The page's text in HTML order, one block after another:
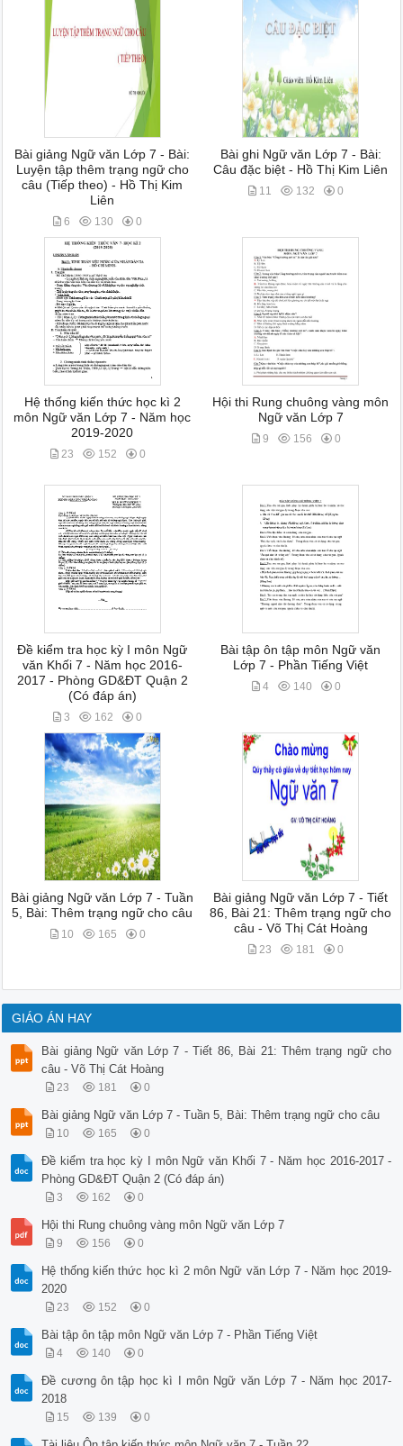
Bài giảng Ngữ văn Lớp 7 - Bài:
Luyện tập thêm trạng ngữ cho
câu (Tiếp theo) - Hồ Thị Kim
Liên
6 130 0
Bài ghi Ngữ văn Lớp 7 - Bài:
Câu đặc biệt - Hồ Thị Kim Liên
11 132 0
Hệ thống kiến thức học kì 2
môn Ngữ văn Lớp 7 - Năm học
2019-2020
23 152 0
Hội thi Rung chuông vàng môn
Ngữ văn Lớp 7
9 156 0
Đề kiểm tra học kỳ I môn Ngữ
văn Khối 7 - Năm học 2016-
2017 - Phòng GD&ĐT Quận 2
(Có đáp án)
3 162 0
Bài tập ôn tập môn Ngữ văn
Lớp 7 - Phần Tiếng Việt
4 140 0
Bài giảng Ngữ văn Lớp 7 - Tuần
5, Bài: Thêm trạng ngữ cho câu
10 165 0
Bài giảng Ngữ văn Lớp 7 - Tiết
86, Bài 21: Thêm trạng ngữ cho
câu - Võ Thị Cát Hoàng
23 181 0
GIÁO ÁN HAY
Bài giảng Ngữ văn Lớp 7 - Tiết 86, Bài 21: Thêm trạng ngữ cho
câu - Võ Thị Cát Hoàng
23 181 0
Bài giảng Ngữ văn Lớp 7 - Tuần 5, Bài: Thêm trạng ngữ cho câu
10 165 0
Đề kiểm tra học kỳ I môn Ngữ văn Khối 7 - Năm học 2016-2017 -
Phòng GD&ĐT Quận 2 (Có đáp án)
3 162 0
Hội thi Rung chuông vàng môn Ngữ văn Lớp 7
9 156 0
Hệ thống kiến thức học kì 2 môn Ngữ văn Lớp 7 - Năm học 2019-
2020
23 152 0
Bài tập ôn tập môn Ngữ văn Lớp 7 - Phần Tiếng Việt
4 140 0
Đề cương ôn tập học kì I môn Ngữ văn Lớp 7 - Năm học 2017-
2018
15 139 0